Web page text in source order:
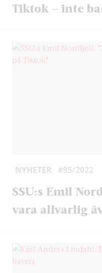
Tiktok – inte
NYHETER #95/2022
SSU:s Emil
vara allvarlig